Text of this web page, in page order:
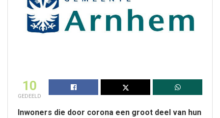
10
GEDEELD
Inwoners die door corona een groot deel van hun